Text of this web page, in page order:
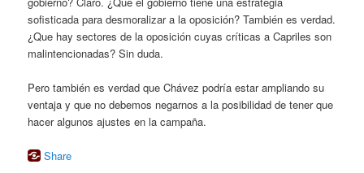
sofisticada para desmoralizar a la oposición? También es verdad.
¿Que hay sectores de la oposición cuyas críticas a Capriles son
malintencionadas? Sin duda.
Pero también es verdad que Chávez podría estar ampliando su
ventaja y que no debemos negarnos a la posibilidad de tener que
hacer algunos ajustes en la campaña.
Share